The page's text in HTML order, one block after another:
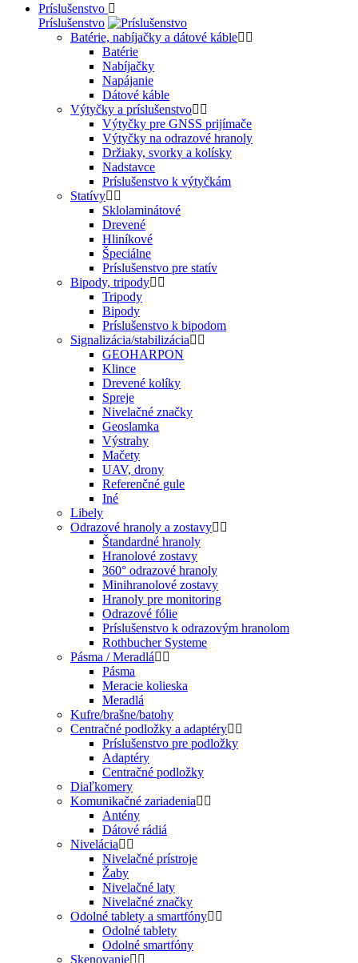
Príslušenstvo
Príslušenstvo
Batérie, nabíjačky a dátové káble
Batérie
Nabíjačky
Napájanie
Dátové káble
Výtyčky a príslušenstvo
Výtyčky pre GNSS prijímače
Výtyčky na odrazové hranoly
Držiaky, svorky a kolísky
Nadstavce
Príslušenstvo k výtyčkám
Statívy
Sklolaminátové
Drevené
Hliníkové
Špeciálne
Príslušenstvo pre statív
Bipody, tripody
Tripody
Bipody
Príslušenstvo k bipodom
Signalizácia/stabilizácia
GEOHARPON
Klince
Drevené kolíky
Spreje
Nivelačné značky
Geoslamka
Výstrahy
Mačety
UAV, drony
Referenčné gule
Iné
Libely
Odrazové hranoly a zostavy
Štandardné hranoly
Hranolové zostavy
360° odrazové hranoly
Minihranolové zostavy
Hranoly pre monitoring
Odrazové fólie
Príslušenstvo k odrazovým hranolom
Rothbucher Systeme
Pásma / Meradlá
Pásma
Meracie kolieska
Meradlá
Kufre/brašne/batohy
Centračné podložky a adaptéry
Príslušenstvo pre podložky
Adaptéry
Centračné podložky
Diaľkomery
Komunikačné zariadenia
Antény
Dátové rádiá
Nivelácia
Nivelačné prístroje
Žaby
Nivelačné laty
Nivelačné značky
Odolné tablety a smartfóny
Odolné tablety
Odolné smartfóny
Skenovanie